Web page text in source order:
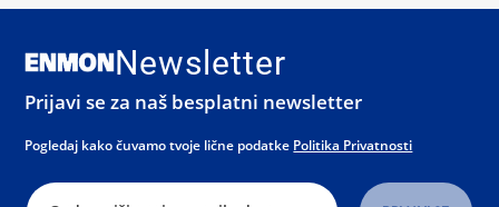
Newsletter
Prijavi se za naš besplatni newsletter
Pogledaj kako čuvamo tvoje lične podatke Politika Privatnosti